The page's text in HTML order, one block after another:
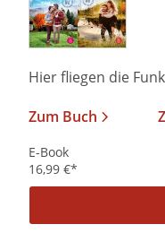
Hier fliegen die
Zum Buch
E-Book
16,99 €*